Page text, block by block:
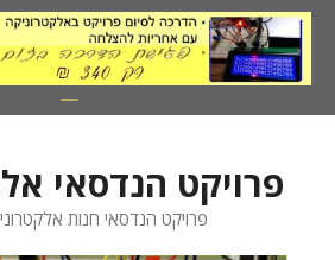
לדלג
לתוכן
פרויקט הנדסאי
פרויקט הנדסאי חנות